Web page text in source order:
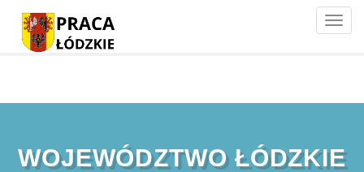
Toggle
WOJEWÓDZTWO ŁÓDZKIE